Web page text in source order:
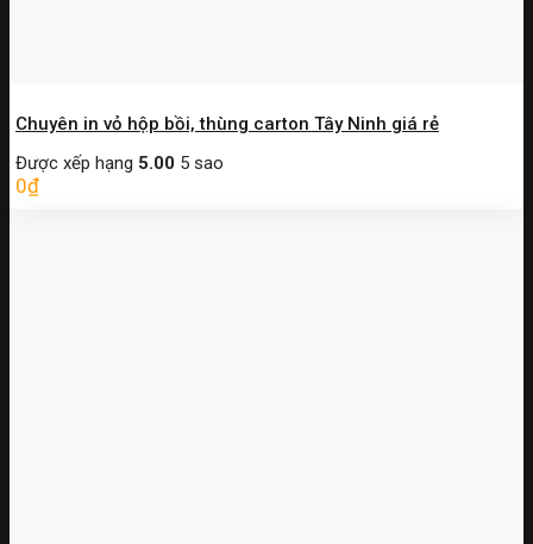
Chuyên in vỏ hộp bồi, thùng carton Tây Ninh giá rẻ
Được xếp hạng 5.00 5 sao
0₫